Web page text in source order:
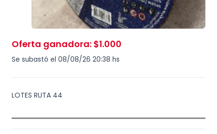
Oferta ganadora: $1.000
Se subastó el 08/08/26 20:38 hs
LOTES RUTA 44